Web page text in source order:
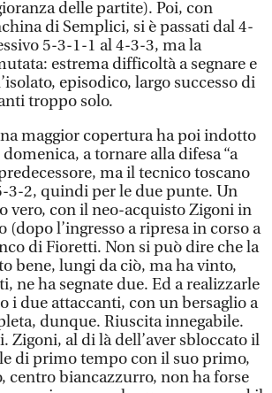
delle partite). Poi, con
di Semplici, si è passati dal 4-
5-3-1-1 al 4-3-3, ma la
estrema difficoltà a segnare e
episodico, largo successo di
troppo solo.
maggior copertura ha poi indotto
a tornare alla difesa “a
ma il tecnico toscano
3-2, quindi per le due punte. Un
vero, con il neo-acquisto Zigoni in
(dopo l’ingresso a ripresa in corso a
di Fioretti. Non si può dire che la
bene, lungi da ciò, ma ha vinto,
ne ha segnate due. Ed a realizzarle
i due attaccanti, con un bersaglio a
dunque. Riuscita innegabile.
Zigoni, al di là dell’aver sbloccato il
di primo tempo con il suo primo,
centro biancazzurro, non ha forse